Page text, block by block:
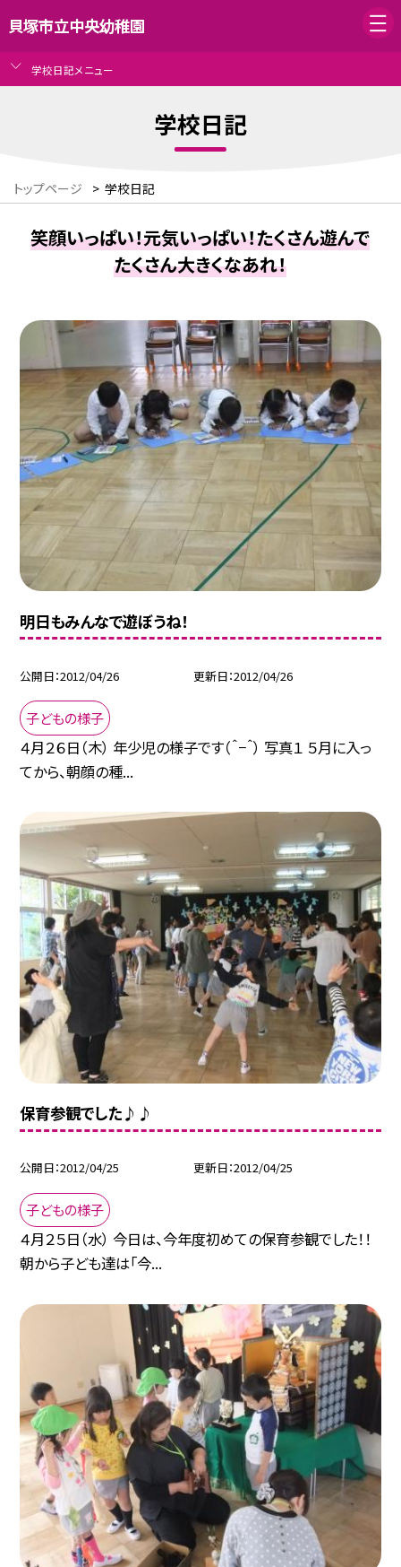
貝塚市立中央幼稚園
学校日記メニュー
学校日記
トップページ > 学校日記
笑顔いっぱい！元気いっぱい！たくさん遊んで
たくさん大きくなあれ！
明日もみんなで遊ぼうね！
公開日 2012/04/26 更新日 2012/04/26
子どもの様子
４月２６日（木） 年少児の様子です（＾−＾） 写真１ ５月に入っ
てから、朝顔の種...
保育参観でした♪♪
公開日 2012/04/25 更新日 2012/04/25
子どもの様子
４月２５日（水） 今日は、今年度初めての保育参観でした！！
朝から子ども達は「今...